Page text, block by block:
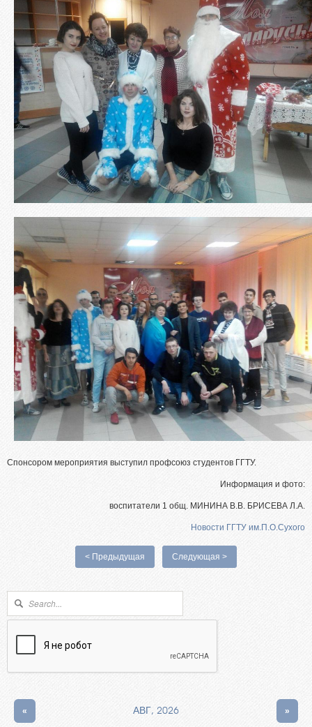
Спонсором мероприятия выступил профсоюз студентов ГГТУ.
Информация и фото:
воспитатели 1 общ. МИНИНА В.В. БРИСЕВА Л.А.
Новости ГГТУ им.П.О.Сухого
< Предыдущая Следующая >
Форма поиска
Поиск
АВГ, 2026
« »